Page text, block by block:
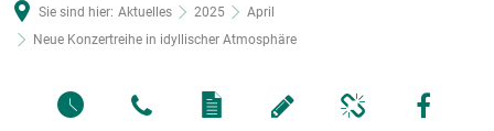
Sie sind hier: Aktuelles 2025
April
Neue Konzertreihe in idyllischer Atmosphäre